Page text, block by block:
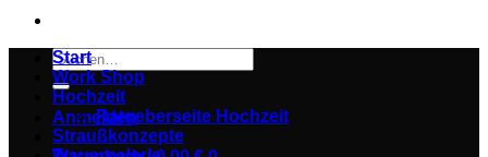
Suchen
nach:
Anmelden
Start
Work Shop
Hochzeit
Ratgeberseite Hochzeit
Straußkonzepte